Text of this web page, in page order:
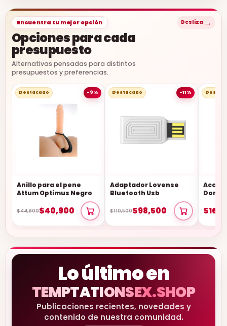
Encuentra tu mejor opción
Opciones para cada
presupuesto
Alternativas pensadas para distintos
presupuestos y preferencias.
Desliza →
Destacado -9%
Anillo para el pene
Attum Optimus Negro
$44,900$40,900
Destacado -11%
Adaptador Lovense
Bluetooth Usb
$110,500$98,500
Domi/
Lo último en
TEMPTATIONSEX.SHOP
Publicaciones recientes, novedades y
contenido de nuestra comunidad.